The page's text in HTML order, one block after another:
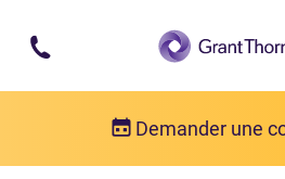
Passer au contenu
Demander une